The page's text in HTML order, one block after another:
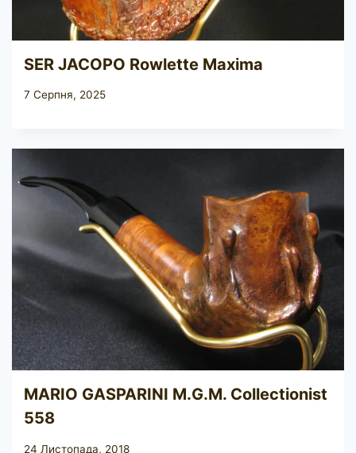
SER JACOPO Rowlette Maxima
7 Серпня, 2025
MARIO GASPARINI M.G.M. Collectionist
558
24 Листопада, 2018